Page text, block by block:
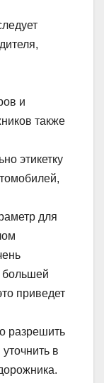
и
также
этикетку
для
приведет
разрешить
в